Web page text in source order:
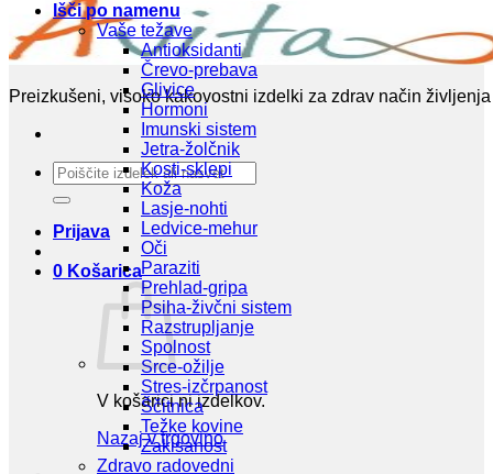
Preizkušeni, visoko kakovostni izdelki za zdrav način življenja
Išči:
Prijava
0 Košarica
V košarici ni izdelkov.
Nazaj v trgovino
Išči po namenu
Vaše težave
Antioksidanti
Črevo-prebava
Glivice
Hormoni
Imunski sistem
Jetra-žolčnik
Kosti-sklepi
Koža
Lasje-nohti
Ledvice-mehur
Oči
Paraziti
Prehlad-gripa
Psiha-živčni sistem
Razstrupljanje
Spolnost
Srce-ožilje
Stres-izčrpanost
Ščitnica
Težke kovine
Zakisanost
Zdravo radovedni